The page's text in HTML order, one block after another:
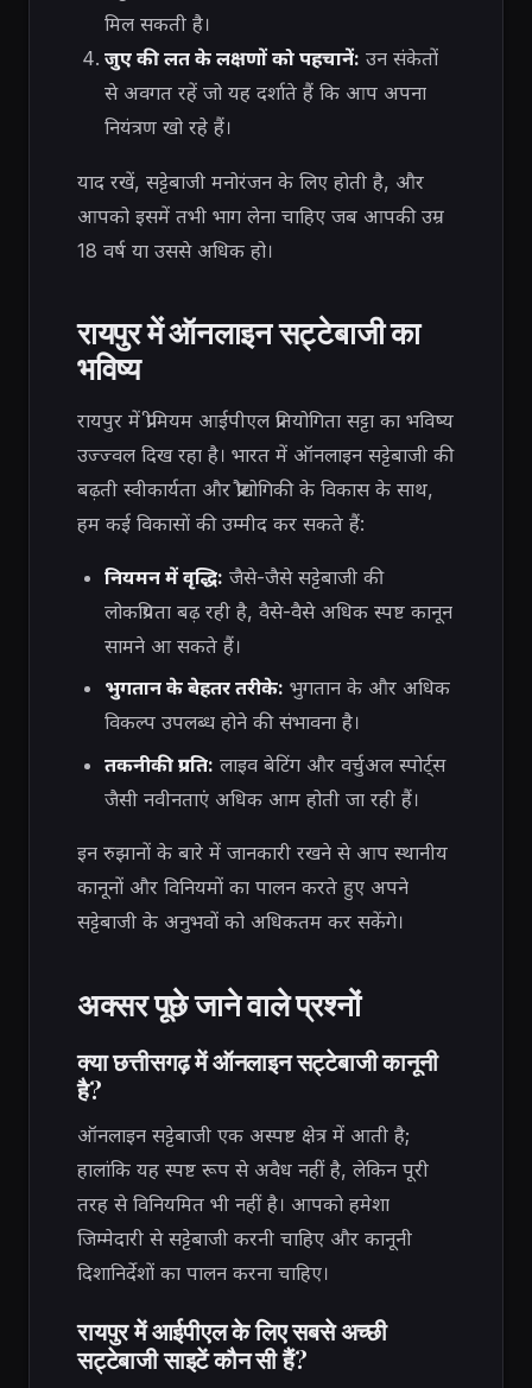
मिल सकती है।
जुए की लत के लक्षणों को पहचानें: उन संकेतों
से अवगत रहें जो यह दर्शाते हैं कि आप अपना
नियंत्रण खो रहे हैं।
याद रखें, सट्टेबाजी मनोरंजन के लिए होती है, और
आपको इसमें तभी भाग लेना चाहिए जब आपकी उम्र
18 वर्ष या उससे अधिक हो।
रायपुर में ऑनलाइन सट्टेबाजी का
भविष्य
रायपुर में प्रीमियम आईपीएल प्रतियोगिता सट्टा का भविष्य
उज्ज्वल दिख रहा है। भारत में ऑनलाइन सट्टेबाजी की
बढ़ती स्वीकार्यता और प्रौद्योगिकी के विकास के साथ,
हम कई विकासों की उम्मीद कर सकते हैं:
नियमन में वृद्धि: जैसे-जैसे सट्टेबाजी की
लोकप्रियता बढ़ रही है, वैसे-वैसे अधिक स्पष्ट कानून
सामने आ सकते हैं।
भुगतान के बेहतर तरीके: भुगतान के और अधिक
विकल्प उपलब्ध होने की संभावना है।
तकनीकी प्रगति: लाइव बेटिंग और वर्चुअल स्पोर्ट्स
जैसी नवीनताएं अधिक आम होती जा रही हैं।
इन रुझानों के बारे में जानकारी रखने से आप स्थानीय
कानूनों और विनियमों का पालन करते हुए अपने
सट्टेबाजी के अनुभवों को अधिकतम कर सकेंगे।
अक्सर पूछे जाने वाले प्रश्नों
क्या छत्तीसगढ़ में ऑनलाइन सट्टेबाजी कानूनी
है?
ऑनलाइन सट्टेबाजी एक अस्पष्ट क्षेत्र में आती है;
हालांकि यह स्पष्ट रूप से अवैध नहीं है, लेकिन पूरी
तरह से विनियमित भी नहीं है। आपको हमेशा
जिम्मेदारी से सट्टेबाजी करनी चाहिए और कानूनी
दिशानिर्देशों का पालन करना चाहिए।
रायपुर में आईपीएल के लिए सबसे अच्छी
सट्टेबाजी साइटें कौन सी हैं?